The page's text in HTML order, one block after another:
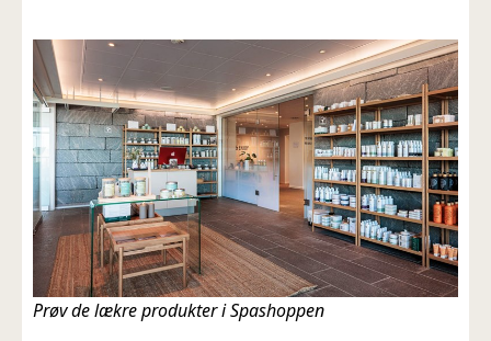
Prøv de lækre produkter i Spashoppen